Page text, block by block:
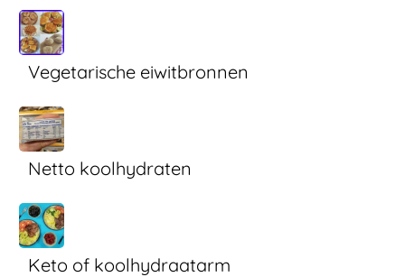
Vegetarische eiwitbronnen
Netto koolhydraten
Keto of koolhydraatarm